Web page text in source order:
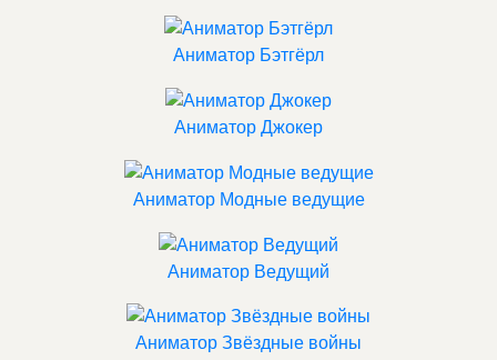
Аниматор Бэтгёрл
Аниматор Джокер
Аниматор Модные ведущие
Аниматор Ведущий
Аниматор Звёздные войны